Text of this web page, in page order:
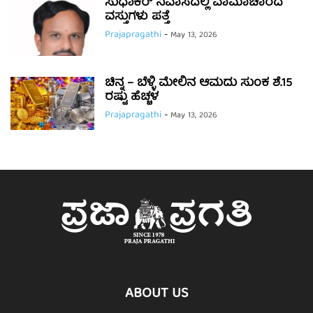
ವಸ್ತುಗಳು ಪತ್ತೆ
Prajapragathi- May 13, 2026
ಚಿನ್ನ – ಬೆಳ್ಳಿ ಮೇಲಿನ ಆಮದು ಸುಂಕ ಶೆ.15
ರಷ್ಟು ಹೆಚ್ಚಳ
Prajapragathi- May 13, 2026
ABOUT US